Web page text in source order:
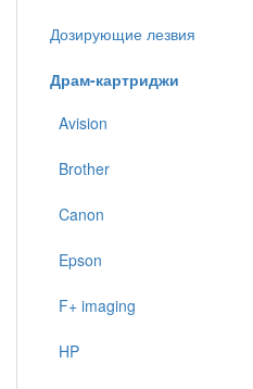
Дозирующие лезвия
Драм-картриджи
Avision
Brother
Canon
Epson
F+ imaging
HP